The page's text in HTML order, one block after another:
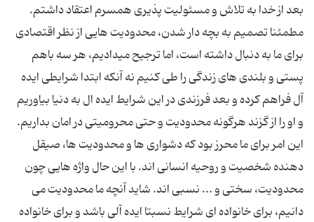
بعد از خدا به تلاش و مسئولیت پذیری همسرم اعتقاد داشتم.
مطمئنا تصمیم به بچه دار شدن، محدودیت هایی از نظر اقتصادی
برای ما به دنبال داشته است، اما ترجیح میدادیم، هر سه باهم
پستی و بلندی های زندگی را طی کنیم نه آنکه ابتدا شرایطی ایده
آل فراهم کرده و بعد فرزندی در این شرایط ایده ال به دنیا بیاوریم
و او را از گزند هرگونه محدودیت و حتی محرومیتی در امان بداریم.
این امر برای ما محرز بود که دشواری ها و محدودیت ها، صیقل
دهنده شخصیت و روحیه انسانی اند. با این حال واژه هایی چون
محدودیت، سختی و ... نسبی اند. شاید آنچه ما محدودیت می
دانیم، برای خانواده ای شرایط نسبتا ایده آلی باشد و برای خانواده